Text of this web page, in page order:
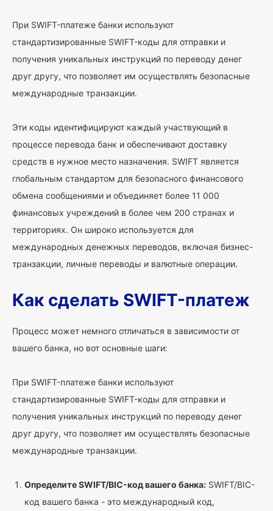
При SWIFT-платеже банки используют
стандартизированные SWIFT-коды для отправки и
получения уникальных инструкций по переводу денег
друг другу, что позволяет им осуществлять безопасные
международные транзакции.
Эти коды идентифицируют каждый участвующий в
процессе перевода банк и обеспечивают доставку
средств в нужное место назначения. SWIFT является
глобальным стандартом для безопасного финансового
обмена сообщениями и объединяет более 11 000
финансовых учреждений в более чем 200 странах и
территориях. Он широко используется для
международных денежных переводов, включая бизнес-
транзакции, личные переводы и валютные операции.
Как сделать SWIFT-платеж
Процесс может немного отличаться в зависимости от
вашего банка, но вот основные шаги:
При SWIFT-платеже банки используют
стандартизированные SWIFT-коды для отправки и
получения уникальных инструкций по переводу денег
друг другу, что позволяет им осуществлять безопасные
международные транзакции.
Определите SWIFT/BIC-код вашего банка: SWIFT/BIC-
код вашего банка - это международный код,